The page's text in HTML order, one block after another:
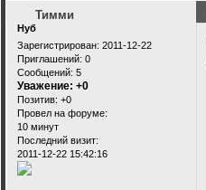
Тимми
Нуб
Зарегистрирован: 2011-12-22
Приглашений: 0
Сообщений: 5
Уважение: +0
Позитив: +0
Провел на форуме:
10 минут
Последний визит:
2011-12-22 15:42:16